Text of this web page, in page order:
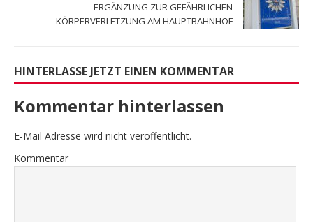
ERGÄNZUNG ZUR GEFÄHRLICHEN
KÖRPERVERLETZUNG AM HAUPTBAHNHOF
HINTERLASSE JETZT EINEN KOMMENTAR
Kommentar hinterlassen
E-Mail Adresse wird nicht veröffentlicht.
Kommentar